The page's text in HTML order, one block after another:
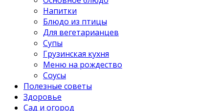
Напитки
Блюдо из птицы
Для вегетарианцев
Супы
Грузинская кухня
Меню на рождество
Соусы
Полезные советы
Здоровье
Сад и огород